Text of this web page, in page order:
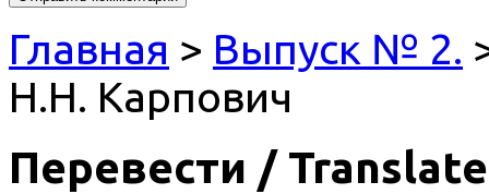
Главная > Выпуск № 2.
Н.Н. Карпович
Перевести /